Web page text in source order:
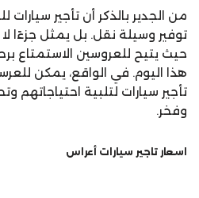
من الجدير بالذكر أن تأجير
توفير وسيلة نقل. بل يمثل جزءًا لا
حيث يتيح للعروسين الاستمتاع
هذا اليوم. في الواقع، يمكن
تأجير سيارات لتلبية احتياجاتهم
وفخر.
اسعار تاجير سيارات أعراس